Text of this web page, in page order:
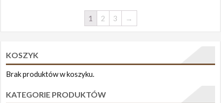
1 2 3 →
KOSZYK
Brak produktów w koszyku.
KATEGORIE PRODUKTÓW